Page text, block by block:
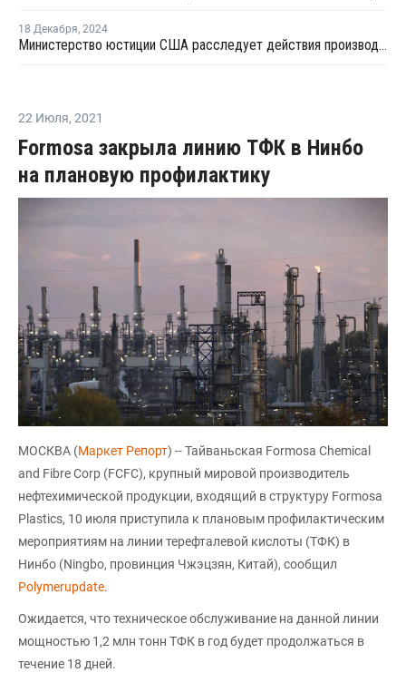
18 Декабря, 2024
Министерство юстиции США расследует действия производителей ПВХ в связи с предполагаемым ценовым сговором
22 Июля, 2021
Formosa закрыла линию ТФК в Нинбо
на плановую профилактику
МОСКВА (Маркет Репорт) -- Тайваньская Formosa Chemical
and Fibre Corp (FCFC), крупный мировой производитель
нефтехимической продукции, входящий в структуру Formosa
Plastics, 10 июля приступила к плановым профилактическим
мероприятиям на линии терефталевой кислоты (ТФК) в
Нинбо (Ningbo, провинция Чжэцзян, Китай), сообщил
Polymerupdate.
Ожидается, что техническое обслуживание на данной линии
мощностью 1,2 млн тонн ТФК в год будет продолжаться в
течение 18 дней.